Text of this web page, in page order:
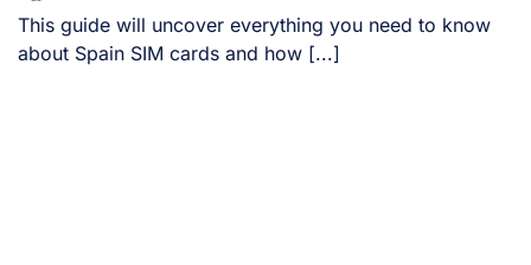
This guide will uncover everything you need to know
about Spain SIM cards and how [...]